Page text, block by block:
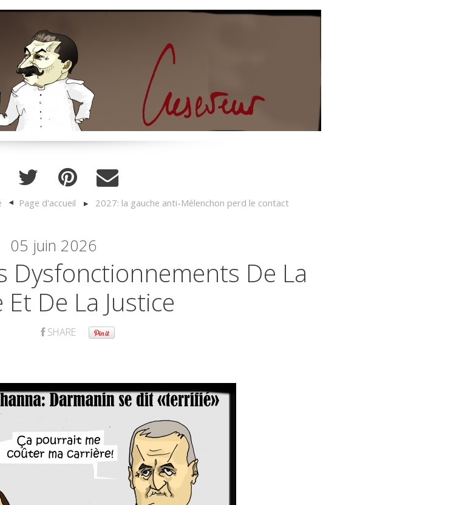
Page d'accueil 2027: la gauche anti-Mélenchon perd le contact
05 juin 2026
Dysfonctionnements De La
Et De La Justice
SHARE